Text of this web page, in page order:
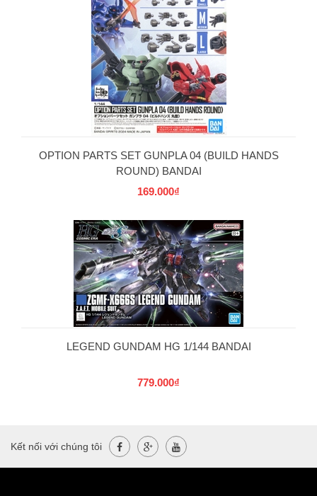
OPTION PARTS SET GUNPLA 04 (BUILD HANDS
ROUND) BANDAI
169.000₫
LEGEND GUNDAM HG 1/144 BANDAI
779.000₫
Kết nối với chúng tôi